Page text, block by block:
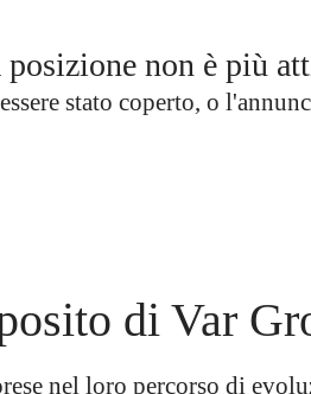
posizione non è più
stato coperto, o
di Var
nel loro percorso di